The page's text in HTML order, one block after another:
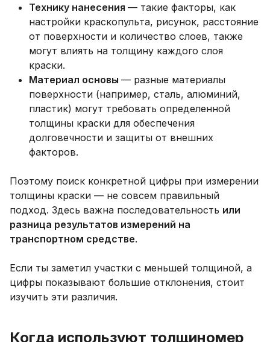
Технику нанесения — такие факторы, как
настройки краскопульта, рисунок, расстояние
от поверхности и количество слоев, также
могут влиять на толщину каждого слоя
краски.
Материал основы — разные материалы
поверхности (например, сталь, алюминий,
пластик) могут требовать определенной
толщины краски для обеспечения
долговечности и защиты от внешних
факторов.
Поэтому поиск конкретной цифры при измерении
толщины краски — не совсем правильный
подход. Здесь важна последовательность или
разница результатов измерений на
транспортном средстве.
Если ты заметил участки с меньшей толщиной, а
цифры показывают большие отклонения, стоит
изучить эти различия.
Когда используют толщиномер